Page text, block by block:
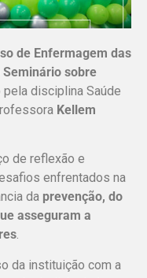
de Enfermagem das
Seminário sobre
pela disciplina Saúde
Kellem
de reflexão e
enfrentados na
da prevenção, do
asseguram a
.
da instituição com a